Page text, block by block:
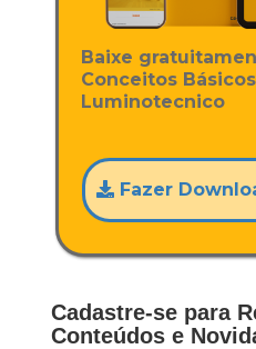
Baixe
Conceitos
Luminotecnico
Fazer
Cadastre-se para
Conteúdos e